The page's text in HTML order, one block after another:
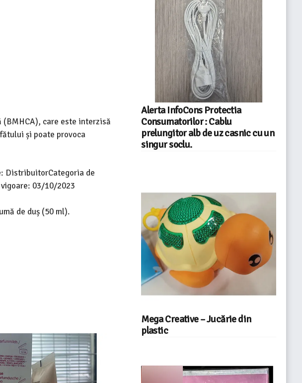
care este interzisă
și poate provoca
DistribuitorCategoria de
03/10/2023
de duș (50 ml).
Alerta InfoCons Protectia
Consumatorilor : Cablu
prelungitor alb de uz casnic cu un
singur soclu.
Mega Creative – Jucărie din
plastic